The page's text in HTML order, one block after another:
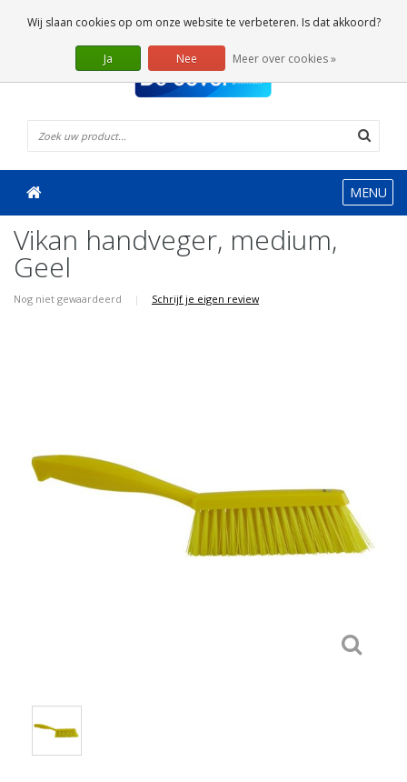
0 Artikelen
MENU
Vikan handveger, medium,
Geel
Nog niet gewaardeerd | Schrijf je eigen review
Wij slaan cookies op om onze website te verbeteren. Is dat akkoord?
Ja Nee Meer over cookies »